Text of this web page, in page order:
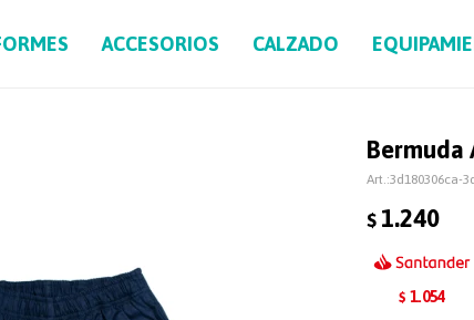
ACCESORIOS CALZADO
Bermuda
3d180306ca-
$ 1.240
$ 1.054